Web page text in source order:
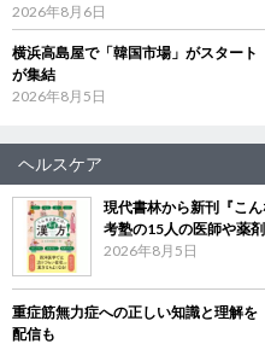
2026年8月6日
横浜高島屋で「韓国市場」がスター
が集結
2026年8月5日
ヘルスケア
現代書林から新刊『こ
考塾の15人の医師や薬
2026年8月5日
重症筋無力症への正しい知識と理解
配信も